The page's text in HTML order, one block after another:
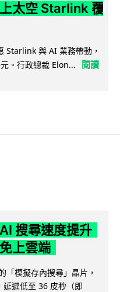
太空 Starlink 覆
Starlink 與 AI 業務帶動，
。行政總裁 Elon...
閱讀
搜尋速度提升
上雲端
「模擬存內搜尋」晶片，
延遲低至 36 皮秒（即